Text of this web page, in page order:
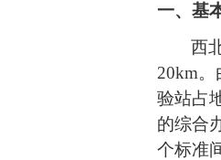
一、基
西
20km
验站占
的综合
个标准